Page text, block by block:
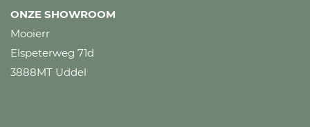
ONZE SHOWROOM
Mooierr
Elspeterweg 71d
3888MT Uddel